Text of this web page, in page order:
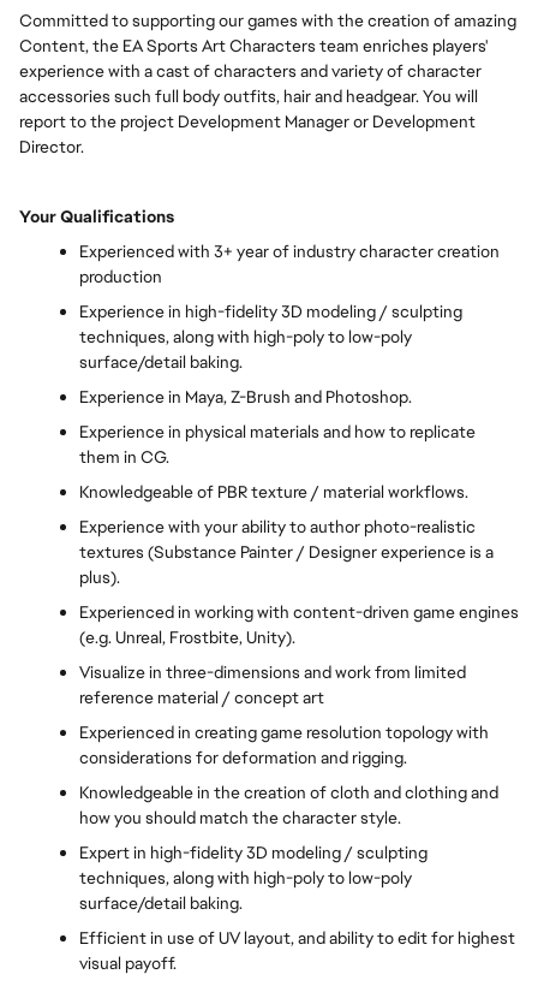
Committed to supporting our games with the creation of amazing
Content, the EA Sports Art Characters team enriches players'
experience with a cast of characters and variety of character
accessories such full body outfits, hair and headgear. You will
report to the project Development Manager or Development
Director.
Your Qualifications
Experienced with 3+ year of industry character creation
production
Experience in high-fidelity 3D modeling / sculpting
techniques, along with high-poly to low-poly
surface/detail baking.
Experience in Maya, Z-Brush and Photoshop.
Experience in physical materials and how to replicate
them in CG.
Knowledgeable of PBR texture / material workflows.
Experience with your ability to author photo-realistic
textures (Substance Painter / Designer experience is a
plus).
Experienced in working with content-driven game engines
(e.g. Unreal, Frostbite, Unity).
Visualize in three-dimensions and work from limited
reference material / concept art
Experienced in creating game resolution topology with
considerations for deformation and rigging.
Knowledgeable in the creation of cloth and clothing and
how you should match the character style.
Expert in high-fidelity 3D modeling / sculpting
techniques, along with high-poly to low-poly
surface/detail baking.
Efficient in use of UV layout, and ability to edit for highest
visual payoff.